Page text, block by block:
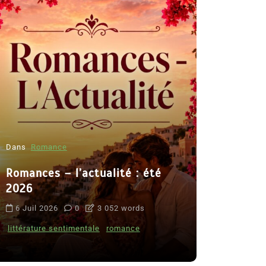
Dans Romance
Romances – l’actualité : été
2026
6 Juil 2026 0 3 052 words
littérature sentimentale romance